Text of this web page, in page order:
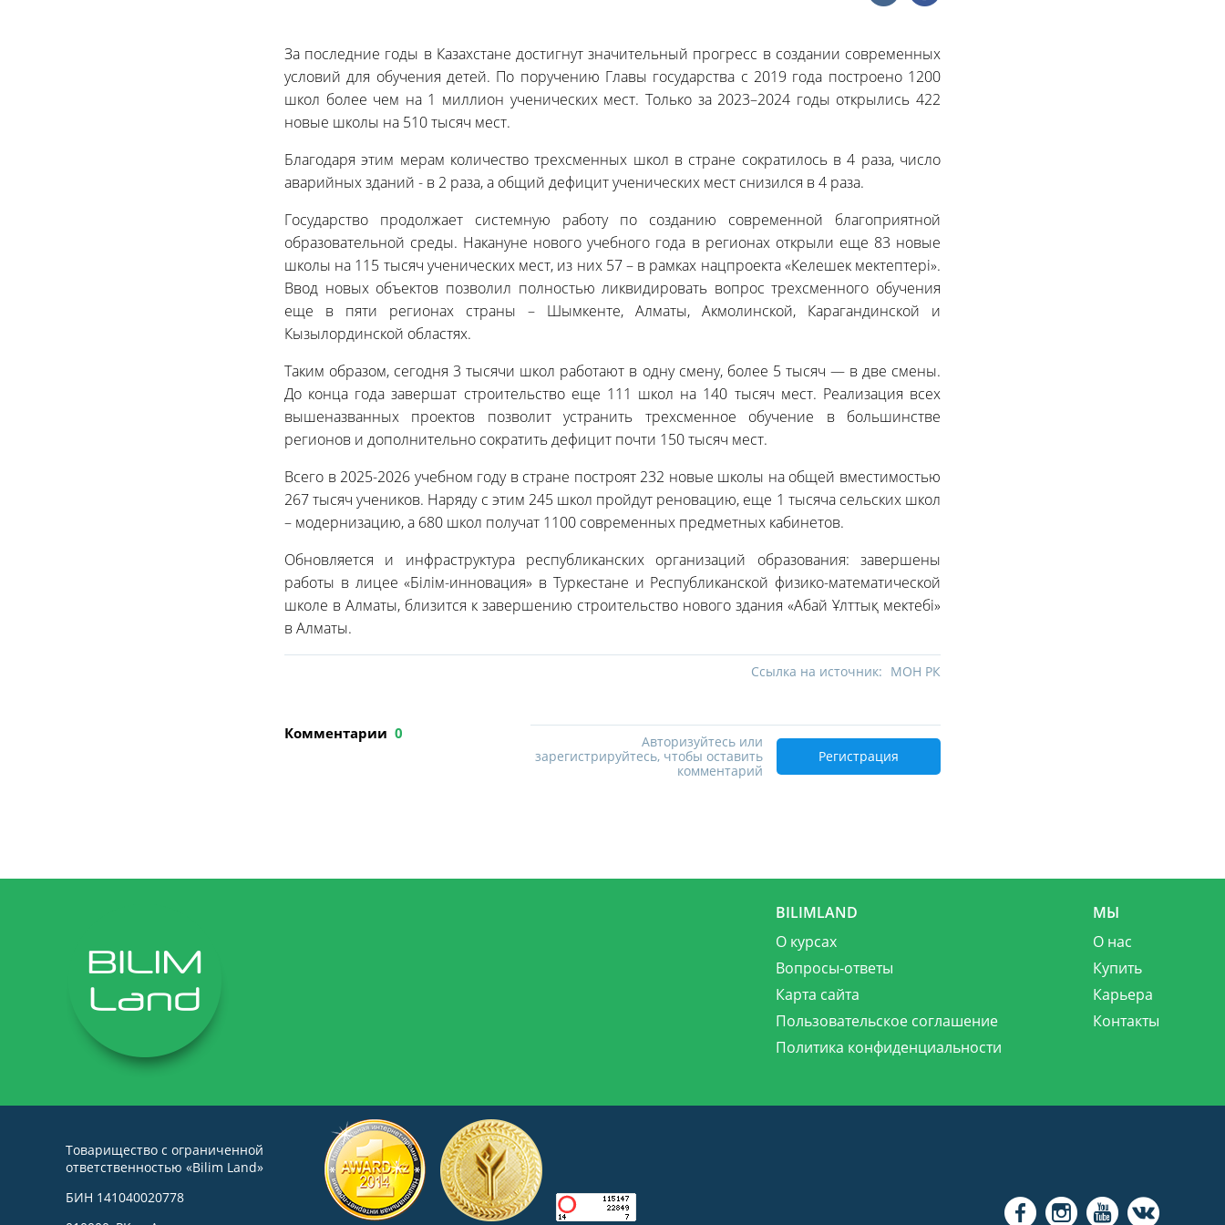
За последние годы в Казахстане достигнут значительный прогресс в создании современных
условий для обучения детей. По поручению Главы государства с 2019 года построено 1200
школ более чем на 1 миллион ученических мест. Только за 2023–2024 годы открылись 422
новые школы на 510 тысяч мест.
Благодаря этим мерам количество трехсменных школ в стране сократилось в 4 раза, число
аварийных зданий - в 2 раза, а общий дефицит ученических мест снизился в 4 раза.
Государство продолжает системную работу по созданию современной благоприятной
образовательной среды. Накануне нового учебного года в регионах открыли еще 83 новые
школы на 115 тысяч ученических мест, из них 57 – в рамках нацпроекта «Келешек мектептері».
Ввод новых объектов позволил полностью ликвидировать вопрос трехсменного обучения
еще в пяти регионах страны – Шымкенте, Алматы, Акмолинской, Карагандинской и
Кызылординской областях.
Таким образом, сегодня 3 тысячи школ работают в одну смену, более 5 тысяч — в две смены.
До конца года завершат строительство еще 111 школ на 140 тысяч мест. Реализация всех
вышеназванных проектов позволит устранить трехсменное обучение в большинстве
регионов и дополнительно сократить дефицит почти 150 тысяч мест.
Всего в 2025-2026 учебном году в стране построят 232 новые школы на общей вместимостью
267 тысяч учеников. Наряду с этим 245 школ пройдут реновацию, еще 1 тысяча сельских школ
– модернизацию, а 680 школ получат 1100 современных предметных кабинетов.
Обновляется и инфраструктура республиканских организаций образования: завершены
работы в лицее «Білім-инновация» в Туркестане и Республиканской физико-математической
школе в Алматы, близится к завершению строительство нового здания «Абай Ұлттық мектебі»
в Алматы.
Ссылка на источник: МОН РК
Комментарии 0
Авторизуйтесь или
зарегистрируйтесь, чтобы оставить
комментарий
Регистрация
BILIMLAND
О курсах
Вопросы-ответы
Карта сайта
Пользовательское соглашение
Политика конфиденциальности
МЫ
О нас
Купить
Карьера
Контакты
Товарищество с ограниченной
ответственностью «Bilim Land»
БИН 141040020778